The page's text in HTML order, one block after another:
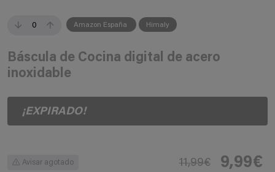
0 Amazon España Himaly
Báscula de Cocina digital de acero
inoxidable
¡EXPIRADO!
Avisar agotado 11,99€ 9,99€